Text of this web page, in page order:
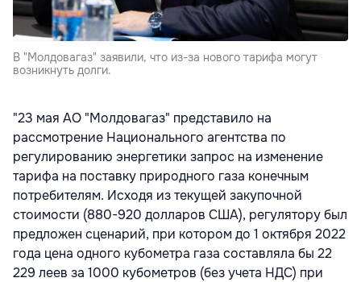
В "Молдовагаз" заявили, что из-за нового тарифа могут
возникнуть долги.
"23 мая АО "Mолдовагаз" представило на
рассмотрение Национального агентства по
регулированию энергетики запрос на изменение
тарифа на поставку природного газа конечным
потребителям. Исходя из текущей закупочной
стоимости (880-920 долларов США), регулятору был
предложен сценарий, при котором до 1 октября 2022
года цена одного кубометра газа составляла бы 22
229 леев за 1000 кубометров (без учета НДС) при